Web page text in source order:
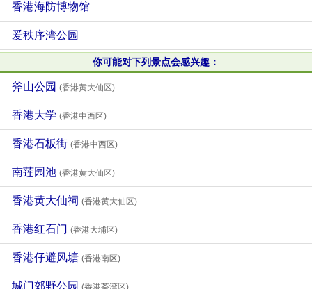
香港海防博物馆
爱秩序湾公园
你可能对下列景点会感兴趣：
斧山公园 (香港黄大仙区)
香港大学 (香港中西区)
香港石板街 (香港中西区)
南莲园池 (香港黄大仙区)
香港黄大仙祠 (香港黄大仙区)
香港红石门 (香港大埔区)
香港仔避风塘 (香港南区)
城门郊野公园 (香港荃湾区)